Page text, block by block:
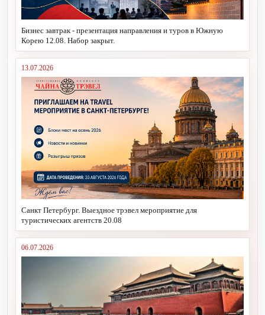
Бизнес завтрак - презентация направления и туров в Южную
Корею 12.08. Набор закрыт.
13.07.2026
Санкт Петербург. Выездное трэвел мероприятие для
туристических агентств 20.08
06.07.2026